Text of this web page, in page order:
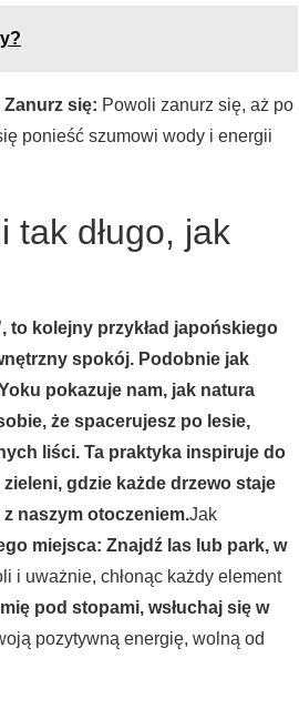
Zanurz się: Powoli zanurz się, aż po
ponieść szumowi wody i energii
tak długo, jak
to kolejny przykład japońskiego
spokój. Podobnie jak
pokazuje nam, jak natura
że spacerujesz po lesie,
liści. Ta praktyka inspiruje do
gdzie każde drzewo staje
naszym otoczeniem.Jak
miejsca: Znajdź las lub park, w
i uważnie, chłonąc każdy element
pod stopami, wsłuchaj się w
pozytywną energię, wolną od